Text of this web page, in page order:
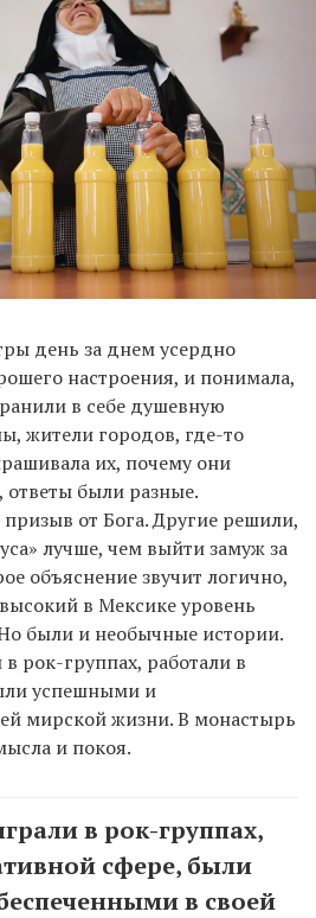
день за днем усердно
настроения, и понимала,
в себе душевную
жители городов, где-то
их, почему они
были разные.
от Бога. Другие решили,
лучше, чем выйти замуж за
объяснение звучит логично,
в Мексике уровень
были и необычные истории.
рок-группах, работали в
успешными и
мирской жизни. В монастырь
и покоя.
в рок-группах,
сфере, были
в своей